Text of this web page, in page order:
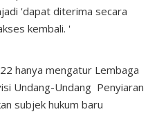
'dapat diterima secara
kembali. '
hanya mengatur Lembaga
Undang-Undang Penyiaran
subjek hukum baru